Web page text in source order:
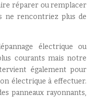
réparer ou remplacer
ne rencontriez plus de
électrique ou
courants mais notre
également pour
électrique à effectuer.
panneaux rayonnants,